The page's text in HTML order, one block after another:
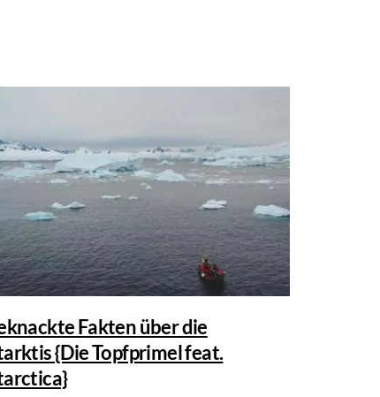
Fakten über die
{Die Topfprimel feat.